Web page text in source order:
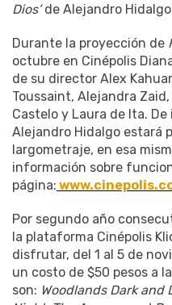
Dios’de Alejandro
Durante la proyección de
octubre en Cinépolis
de su director Alex
Toussaint, Alejandra
Castelo y Laura de Ita.
Alejandro Hidalgo estará
largometraje, en esa
información sobre
página:
Por segundo año
la plataforma Cinépolis
disfrutar, del 1 al 5 de
un costo de $50 pesos a
son: Woodlands Dark